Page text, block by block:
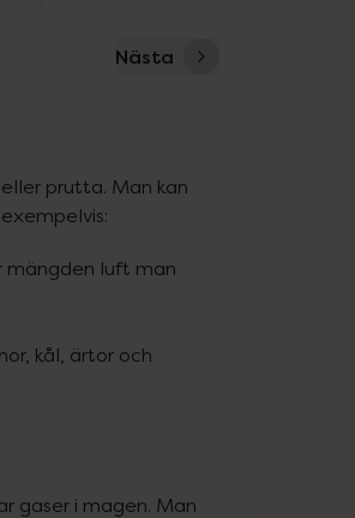
Nästa
prutta. Man kan
mängden luft man
kål, ärtor och
gaser i magen. Man